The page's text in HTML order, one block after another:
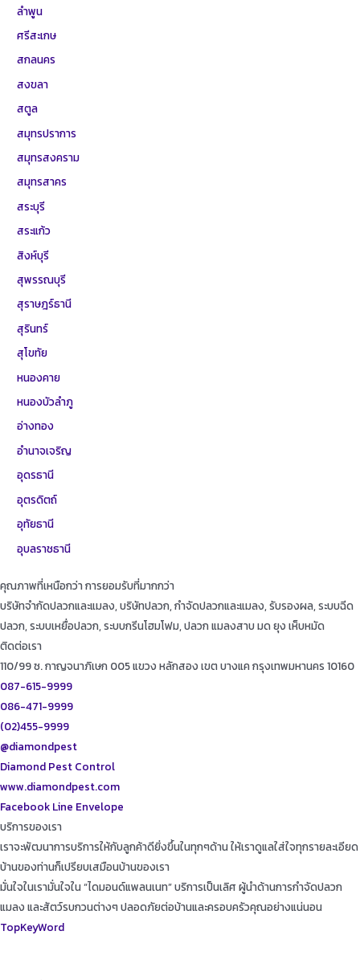
ลำพูน
ศรีสะเกษ
สกลนคร
สงขลา
สตูล
สมุทรปราการ
สมุทรสงคราม
สมุทรสาคร
สระบุรี
สระแก้ว
สิงห์บุรี
สุพรรณบุรี
สุราษฎร์ธานี
สุรินทร์
สุโขทัย
หนองคาย
หนองบัวลำภู
อ่างทอง
อำนาจเจริญ
อุดรธานี
อุตรดิตถ์
อุทัยธานี
อุบลราชธานี
คุณภาพที่เหนือกว่า การยอมรับที่มากกว่า
บริษัทจำกัดปลวกและแมลง, บริษัทปลวก, กำจัดปลวกและแมลง, รับรองผล, ระบบฉีด
ปลวก, ระบบเหยื่อปลวก, ระบบกรีนโฮมโฟม, ปลวก แมลงสาบ มด ยุง เห็บหมัด
ติดต่อเรา
110/99 ซ. กาญจนาภิเษก 005 แขวง หลักสอง เขต บางแค กรุงเทพมหานคร 10160
087-615-9999
086-471-9999
(02)455-9999
@diamondpest
Diamond Pest Control
www.diamondpest.com
Facebook Line Envelope
บริการของเรา
เราจะพัฒนาการบริการให้กับลูกค้าดียิ่งขึ้นในทุกๆด้าน ให้เราดูแลใส่ใจทุกรายละเอียด
บ้านของท่านก็เปรียบเสมือนบ้านของเรา
มั่นใจในเรามั่นใจใน “ไดมอนด์แพลนเนท” บริการเป็นเลิศ ผู้นำด้านการกำจัดปลวก
แมลง และสัตว์รบกวนต่างๆ ปลอดภัยต่อบ้านและครอบครัวคุณอย่างแน่นอน
TopKeyWord